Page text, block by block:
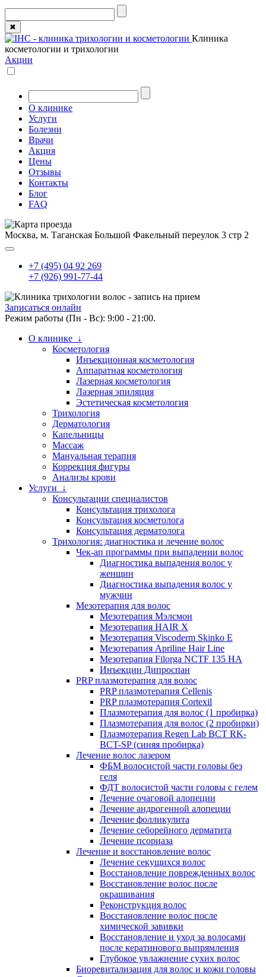
✖
Клиника
косметологии и трихологии
Акции
О клинике
Услуги
Болезни
Врачи
Акция
Цены
Отзывы
Контакты
Блог
FAQ
Москва, м. Таганская Большой Факельный переулок 3 стр 2
+7 (495) 04 92 269
+7 (926) 991-77-44
Записаться онлайн
Режим работы (Пн - Вс): 9:00 - 21:00.
О клинике ↓
Косметология
Инъекционная косметология
Аппаратная косметология
Лазерная косметология
Лазерная эпиляция
Эстетическая косметология
Трихология
Дерматология
Капельницы
Массаж
Мануальная терапия
Коррекция фигуры
Анализы крови
Услуги ↓
Консультации специалистов
Консультация трихолога
Консультация косметолога
Консультация дерматолога
Трихология: диагностика и лечение волос
Чек-ап программы при выпадении волос
Диагностика выпадения волос у
женщин
Диагностика выпадения волос у
мужчин
Мезотерапия для волос
Мезотерапия Мэлсмон
Мезотерапия HAIR X
Мезотерапия Viscoderm Skinko E
Мезотерапия Apriline Hair Line
Мезотерапия Filorga NCTF 135 HA
Инъекции Дипроспан
PRP плазмотерапия для волос
PRP плазмотерапия Cellenis
PRP плазмотерапия Cortexil
Плазмотерапия для волос (1 пробирка)
Плазмотерапия для волос (2 пробирки)
Плазмотерапия Regen Lab BCT RK-
BCT-SP (синяя пробирка)
Лечение волос лазером
ФБМ волосистой части головы без
геля
ФДТ волосистой части головы с гелем
Лечение очаговой алопеции
Лечение андрогенной алопеции
Лечение фолликулита
Лечение себорейного дерматита
Лечение псориаза
Лечение и восстановление волос
Лечение секущихся волос
Восстановление поврежденных волос
Восстановление волос после
окрашивания
Реконструкция волос
Восстановление волос после
химической завивки
Восстановление и уход за волосами
после кератинового выпрямления
Глубокое увлажнение сухих волос
Биоревитализация для волос и кожи головы